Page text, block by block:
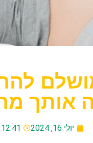
אותך
יולי 16, 2024 12:41